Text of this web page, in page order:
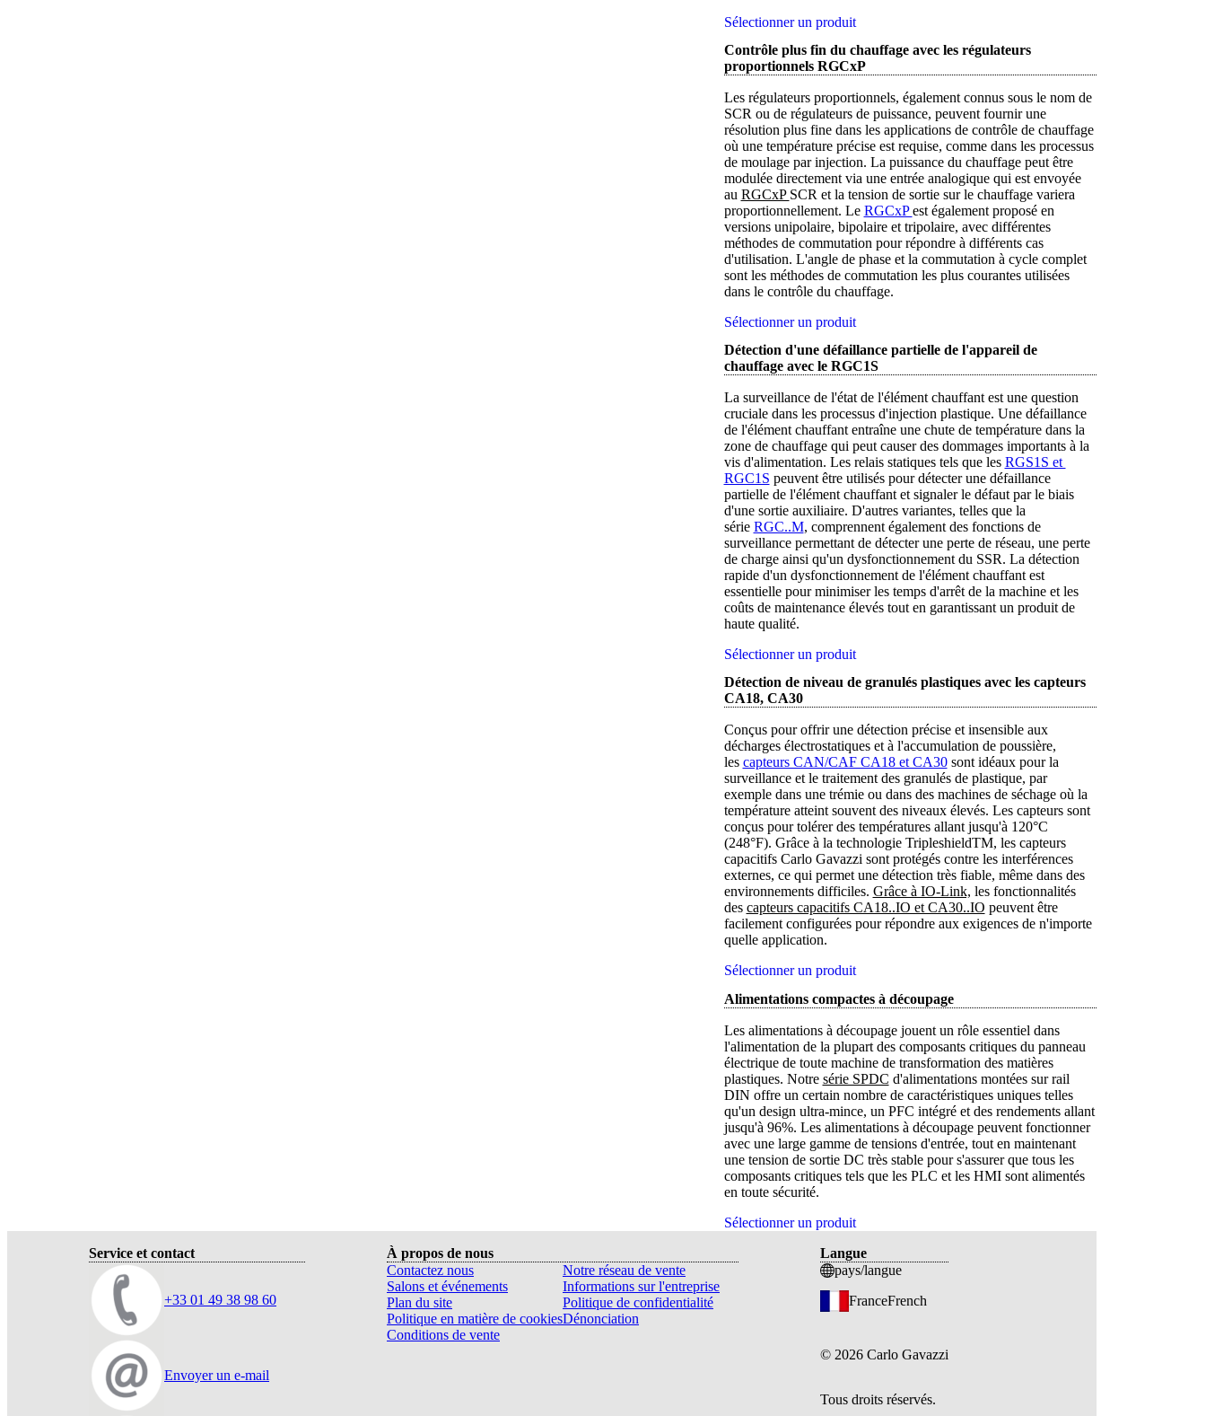
Sélectionner un produit
Contrôle plus fin du chauffage avec les régulateurs
proportionnels RGCxP
Les régulateurs proportionnels, également connus sous le nom de
SCR ou de régulateurs de puissance, peuvent fournir une
résolution plus fine dans les applications de contrôle de chauffage
où une température précise est requise, comme dans les processus
de moulage par injection. La puissance du chauffage peut être
modulée directement via une entrée analogique qui est envoyée
au RGCxP SCR et la tension de sortie sur le chauffage variera
proportionnellement. Le RGCxP est également proposé en
versions unipolaire, bipolaire et tripolaire, avec différentes
méthodes de commutation pour répondre à différents cas
d'utilisation. L'angle de phase et la commutation à cycle complet
sont les méthodes de commutation les plus courantes utilisées
dans le contrôle du chauffage.
Sélectionner un produit
Détection d'une défaillance partielle de l'appareil de
chauffage avec le RGC1S
La surveillance de l'état de l'élément chauffant est une question
cruciale dans les processus d'injection plastique. Une défaillance
de l'élément chauffant entraîne une chute de température dans la
zone de chauffage qui peut causer des dommages importants à la
vis d'alimentation. Les relais statiques tels que les RGS1S et
RGC1S peuvent être utilisés pour détecter une défaillance
partielle de l'élément chauffant et signaler le défaut par le biais
d'une sortie auxiliaire. D'autres variantes, telles que la
série RGC..M, comprennent également des fonctions de
surveillance permettant de détecter une perte de réseau, une perte
de charge ainsi qu'un dysfonctionnement du SSR. La détection
rapide d'un dysfonctionnement de l'élément chauffant est
essentielle pour minimiser les temps d'arrêt de la machine et les
coûts de maintenance élevés tout en garantissant un produit de
haute qualité.
Sélectionner un produit
Détection de niveau de granulés plastiques avec les capteurs
CA18, CA30
Conçus pour offrir une détection précise et insensible aux
décharges électrostatiques et à l'accumulation de poussière,
les capteurs CAN/CAF CA18 et CA30sont idéaux pour la
surveillance et le traitement des granulés de plastique, par
exemple dans une trémie ou dans des machines de séchage où la
température atteint souvent des niveaux élevés. Les capteurs sont
conçus pour tolérer des températures allant jusqu'à 120°C
(248°F). Grâce à la technologie TripleshieldTM, les capteurs
capacitifs Carlo Gavazzi sont protégés contre les interférences
externes, ce qui permet une détection très fiable, même dans des
environnements difficiles. Grâce à IO-Link, les fonctionnalités
des capteurs capacitifs CA18..IO et CA30..IO peuvent être
facilement configurées pour répondre aux exigences de n'importe
quelle application.
Sélectionner un produit
Alimentations compactes à découpage
Les alimentations à découpage jouent un rôle essentiel dans
l'alimentation de la plupart des composants critiques du panneau
électrique de toute machine de transformation des matières
plastiques. Notre série SPDC d'alimentations montées sur rail
DIN offre un certain nombre de caractéristiques uniques telles
qu'un design ultra-mince, un PFC intégré et des rendements allant
jusqu'à 96%. Les alimentations à découpage peuvent fonctionner
avec une large gamme de tensions d'entrée, tout en maintenant
une tension de sortie DC très stable pour s'assurer que tous les
composants critiques tels que les PLC et les HMI sont alimentés
en toute sécurité.
Sélectionner un produit
Service et contact
+33 01 49 38 98 60
Envoyer un e-mail
À propos de nous
Contactez nous
Notre réseau de vente
Salons et événements
Informations sur l'entreprise
Plan du site
Politique de confidentialité
Politique en matière de cookiesDénonciation
Conditions de vente
Langue
pays/langue
FranceFrench
© 2026 Carlo Gavazzi
Tous droits réservés.